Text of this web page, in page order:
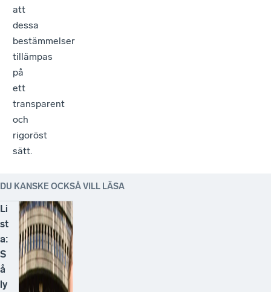
att
dessa
bestämmelser
tillämpas
på
ett
transparent
och
rigoröst
sätt.
DU KANSKE OCKSÅ VILL LÄSA
Li
st
a:
S
å
ly